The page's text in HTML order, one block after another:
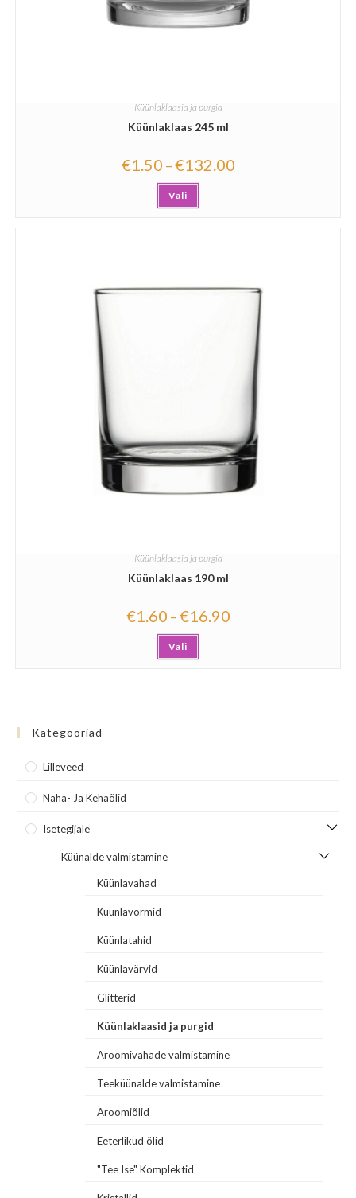
Küünlaklaasid ja purgid
Küünlaklaas 245 ml
€1.50 –€132.00
Vali
Küünlaklaasid ja purgid
Küünlaklaas 190 ml
€1.60 –€16.90
Vali
Kategooriad
Lilleveed
Naha- Ja Kehaõlid
Isetegijale
Küünalde valmistamine
Küünlavahad
Küünlavormid
Küünlatahid
Küünlavärvid
Glitterid
Küünlaklaasid ja purgid
Aroomivahade valmistamine
Teeküünalde valmistamine
Aroomiõlid
Eeterlikud õlid
"Tee Ise" Komplektid